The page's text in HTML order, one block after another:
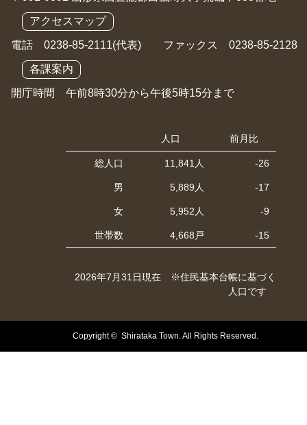
アクセスマップ
電話 0238-85-2111(代表) ファックス 0238-85-2128
各課案内
開庁時間 午前8時30分から午後5時15分まで
人口 前月比
総人口 11,841人 -26
男 5,889人 -17
女 5,952人 -9
世帯数 4,668戸 -15
2026年7月31日現在 ※住民基本台帳に基づく
人口です
Copyright © Shirataka Town. All Rights Reserved.